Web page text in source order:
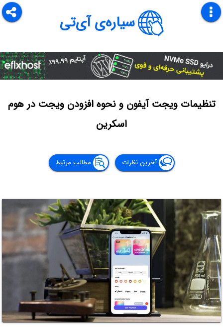
سیاره‌ی آی‌تی
تنظیمات ویجت آیفون و نحوه افزودن ویجت در هوم
اسکرین
آخرین نظرات مطالب مرتبط